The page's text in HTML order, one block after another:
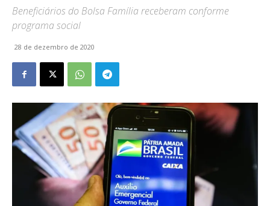
Beneficiários do Bolsa Família receberam conforme
programa social
28 de dezembro de 2020